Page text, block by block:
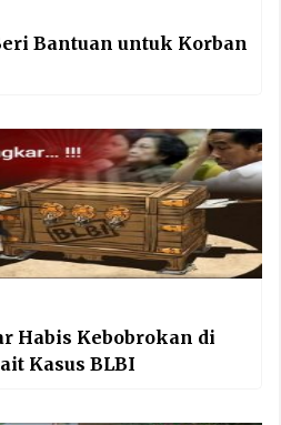
Bantuan untuk Korban
Habis Kebobrokan di
Kasus BLBI